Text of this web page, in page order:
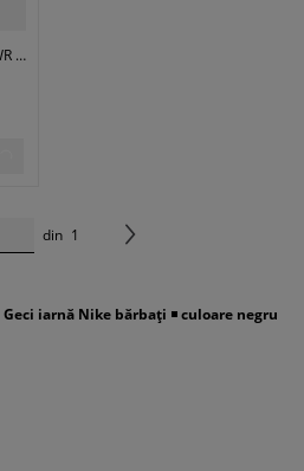
NIKE JACHETĂ DE IARNĂ M NK WR TF MIDWEIGHT
din 1
Geci iarnă Nike bărbați ◾️culoare negru